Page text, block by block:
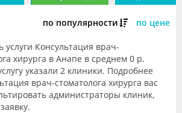
по популярности по цене
услуги Консультация врач-
хирурга в Анапе в среднем 0 р.
указали 2 клиники. Подробнее
врач-стоматолога хирурга вас
администраторы клиник,